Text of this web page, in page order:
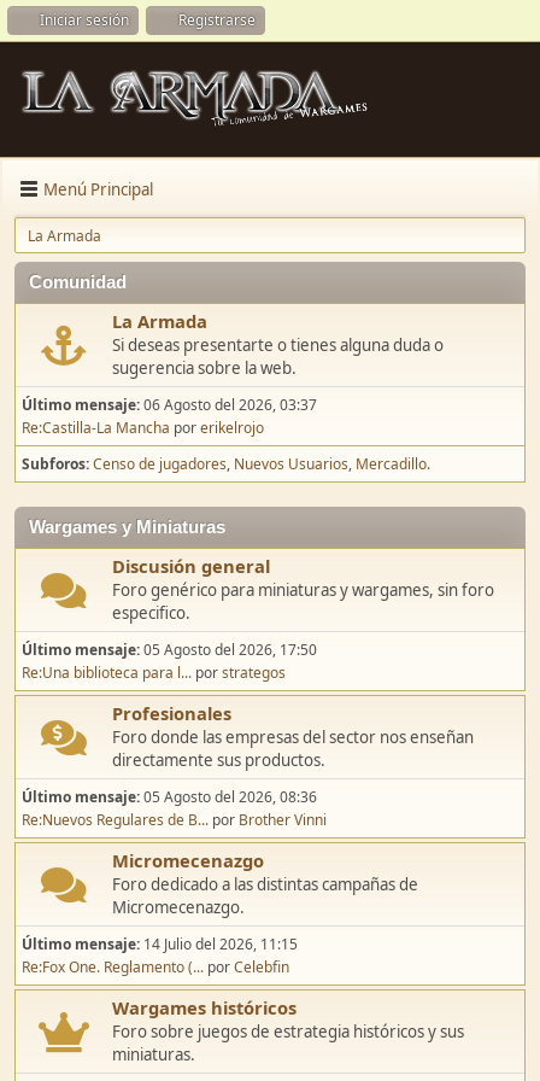
Iniciar sesión Registrarse
Menú Principal
La Armada
Comunidad
La Armada
Si deseas presentarte o tienes alguna duda o
sugerencia sobre la web.
Último mensaje:06 Agosto del 2026, 03:37
Re:Castilla-La Mancha porerikelrojo
Subforos Censo de jugadores Nuevos Usuarios Mercadillo.
Wargames y Miniaturas
Discusión general
Foro genérico para miniaturas y wargames, sin foro
especifico.
Último mensaje:05 Agosto del 2026, 17:50
Re:Una biblioteca para l... porstrategos
Profesionales
Foro donde las empresas del sector nos enseñan
directamente sus productos.
Último mensaje:05 Agosto del 2026, 08:36
Re:Nuevos Regulares de B... por Brother Vinni
Micromecenazgo
Foro dedicado a las distintas campañas de
Micromecenazgo.
Último mensaje: 14 Julio del 2026, 11:15
Re:Fox One. Reglamento (... porCelebfin
Wargames históricos
Foro sobre juegos de estrategia históricos y sus
miniaturas.